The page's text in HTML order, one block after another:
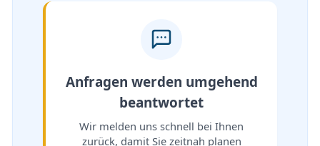
Anfragen werden umgehend
beantwortet
Wir melden uns schnell bei Ihnen
zurück, damit Sie zeitnah planen